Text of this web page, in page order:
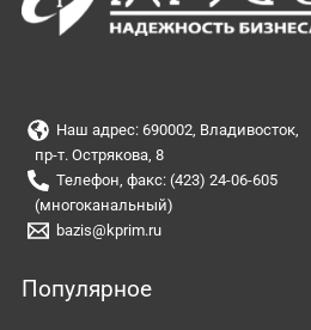
Наш адрес: 690002, Владивосток,
пр-т. Острякова, 8
Телефон, факс: (423) 24-06-605
(многоканальный)
bazis@kprim.ru
Популярное